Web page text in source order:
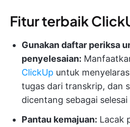
Fitur terbaik
Gunakan daftar periksa
penyelesaian:
ClickUp untuk
tugas dari transkrip, dan
dicentang sebagai selesai
Pantau kemajuan: Lacak